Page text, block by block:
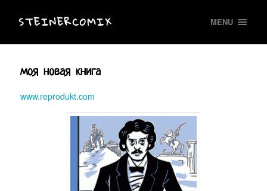
STEINERCOMIX MENU
моя новая книга
www.reprodukt.com